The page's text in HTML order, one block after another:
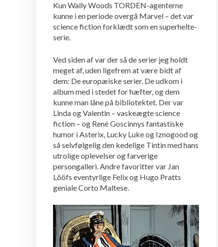
Kun Wally Woods TORDEN-agenterne
kunne i en periode overgå Marvel – det var
science fiction forklædt som en superhelte-
serie.
Ved siden af var der så de serier jeg holdt
meget af, uden ligefrem at være bidt af
dem: De europæiske serier. De udkom i
album med i stedet for hæfter, og dem
kunne man låne på bibliotektet. Der var
Linda og Valentin – vaskeægte science
fiction – og René Goscinnys fantastiske
humor i Asterix, Lucky Luke og Iznogood og
så selvfølgelig den kedelige Tintin med hans
utrolige oplevelser og farverige
persongalleri. Andre favoritter var Jan
Lööfs eventyrlige Felix og Hugo Pratts
geniale Corto Maltese.